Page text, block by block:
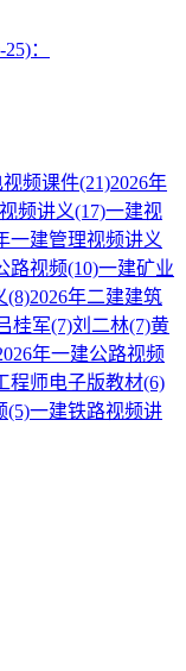
：
视频课件(21)2026年
频讲义(17)一建视
一建管理视频讲义
路视频(10)一建矿业
(8)2026年二建建筑
桂军(7)刘二林(7)黄
年一建公路视频
程师电子版教材(6)
(5)一建铁路视频讲